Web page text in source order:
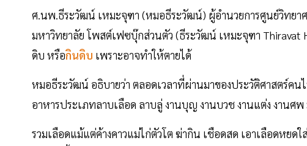
ศ.นพ.ธีระวัฒน์ เหมะจุฑา (หมอธีระวัฒน์) ผู้อำนวยการศูนย์วิทย
มหาวิทยาลัย โพสต์เฟซบุ๊กส่วนตัว (ธีระวัฒน์ เหมะจุฑา
ดิบ หรือกินดิบ เพราะอาจทำให้ตายได้
หมอธีระวัฒน์ อธิบายว่า ตลอดเวลาที่ผ่านมาของประวัติศาสตร์คน
อาหารประเภทลาบเลือด ลาบลู่ งานบุญ งานบวช งานแต่ง งาน
รวมเลือดแม้แต่ค้างคาวแม่ไก่ตัวโต ฆ่ากิน เชือดสด เอาเลือดหยด